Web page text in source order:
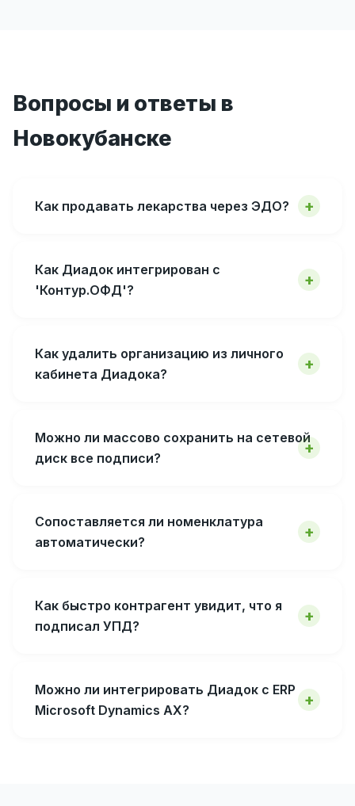
Вопросы и ответы в
Новокубанске
Как продавать лекарства через ЭДО?
Как Диадок интегрирован с
'Контур.ОФД'?
Как удалить организацию из личного
кабинета Диадока?
Можно ли массово сохранить на сетевой
диск все подписи?
Сопоставляется ли номенклатура
автоматически?
Как быстро контрагент увидит, что я
подписал УПД?
Можно ли интегрировать Диадок с ERP
Microsoft Dynamics AX?